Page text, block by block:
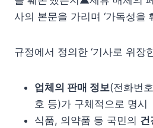
사의 본문을 가리며 ‘가독성을
규정에서 정의한 ‘기사로 위장
업체의 판매 정보(전화번
호 등)가 구체적으로 명시
식품, 의약품 등 국민의 건